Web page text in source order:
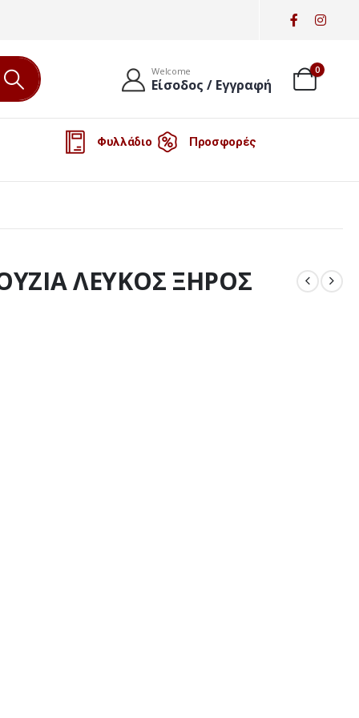
Welcome
Είσοδος / Εγγραφή
0
Φυλλάδιο Προσφορές
ΛΕΥΚΟΣ ΞΗΡΟΣ